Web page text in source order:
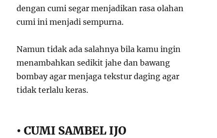
dengan cumi segar menjadikan rasa olahan
cumi ini menjadi sempurna.
Namun tidak ada salahnya bila kamu ingin
menambahkan sedikit jahe dan bawang
bombay agar menjaga tekstur daging agar
tidak terlalu keras.
• CUMI SAMBEL IJO